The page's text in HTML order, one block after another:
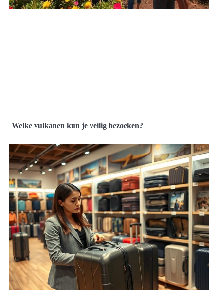
Welke vulkanen kun je veilig bezoeken?